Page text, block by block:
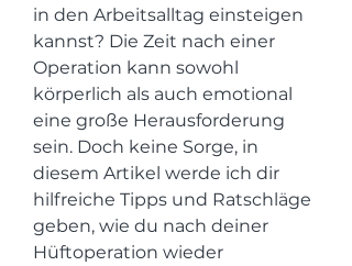
in den Arbeitsalltag einsteigen
kannst? Die Zeit nach einer
Operation kann sowohl
körperlich als auch emotional
eine große Herausforderung
sein. Doch keine Sorge, in
diesem Artikel werde ich dir
hilfreiche Tipps und Ratschläge
geben, wie du nach deiner
Hüftoperation wieder